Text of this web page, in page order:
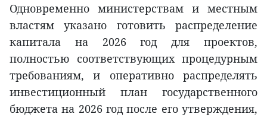
Одновременно министерствам и местным
властям указано готовить распределение
капитала на 2026 год для проектов,
полностью соответствующих процедурным
требованиям, и оперативно распределять
инвестиционный план государственного
бюджета на 2026 год после его утверждения,